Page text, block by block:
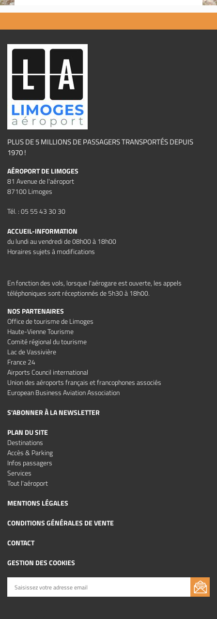
PLUS DE 5 MILLIONS DE PASSAGERS TRANSPORTÉS DEPUIS
1970 !
AÉROPORT DE LIMOGES
81 Avenue de l'aéroport
87100 Limoges
Tél. : 05 55 43 30 30
ACCUEIL-INFORMATION
du lundi au vendredi de 08h00 à 18h00
Horaires sujets à modifications
En fonction des vols, lorsque l'aérogare est ouverte, les appels
téléphoniques sont réceptionnés de 5h30 à 18h00.
NOS PARTENAIRES
Office de tourisme de Limoges
Haute-Vienne Tourisme
Comité régional du tourisme
Lac de Vassivière
France 24
Airports Council international
Union des aéroports français et francophones associés
European Business Aviation Association
S'ABONNER À LA NEWSLETTER
PLAN DU SITE
Destinations
Accès & Parking
Infos passagers
Services
Tout l'aéroport
MENTIONS LÉGALES
CONDITIONS GÉNÉRALES DE VENTE
CONTACT
GESTION DES COOKIES